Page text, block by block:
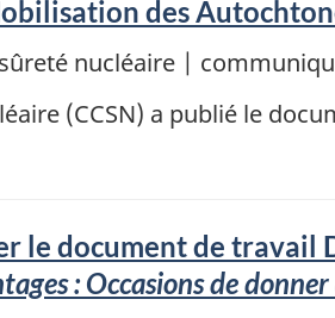
des
nucléaire |
(CCSN) a publié le
le document de travail
: Occasions de